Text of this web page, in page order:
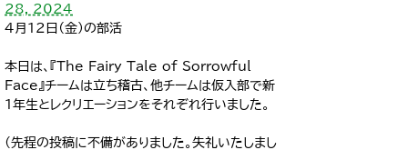
28, 2024
4月12日（金）の部活
本日は、『The Fairy Tale of Sorrowful
Face』チームは立ち稽古、他チームは仮入部で新
1年生とレクリエーションをそれぞれ行いました。
(先程の投稿に不備がありました。失礼いたしまし